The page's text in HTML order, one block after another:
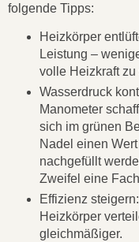
folgende Tipps:
Heizkörper
Leistung –
volle Heizkraft zu
Wasserdruck
Manometer
sich im grünen
Nadel einen
nachgefüllt
Zweifel eine
Effizienz
Heizkörper
gleichmäßiger.